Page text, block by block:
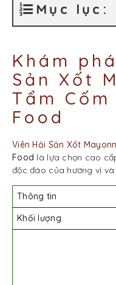
Mục lục:
Khám
Sản Xốt
Tẩm
Food
Viên Hải Sản Xốt
Food là lựa chọn cao
độc đáo của hương vị
Thông tin
Khối lượng